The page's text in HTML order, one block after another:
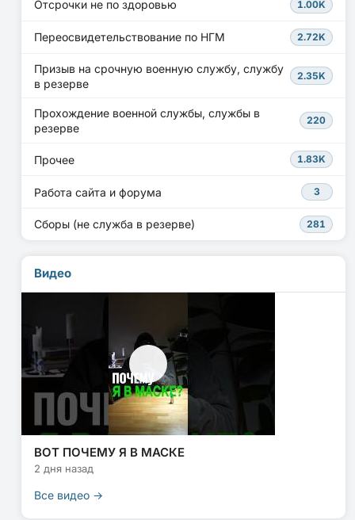
Отсрочки не по здоровью 1.00K
Переосвидетельствование по НГМ 2.72K
Призыв на срочную военную службу, службу
в резерве
2.35K
Прохождение военной службы, службы в
резерве
220
Прочее 1.83K
Работа сайта и форума 3
Сборы (не служба в резерве) 281
Видео
ВОТ ПОЧЕМУ Я В МАСКЕ
2 дня назад
Все видео →